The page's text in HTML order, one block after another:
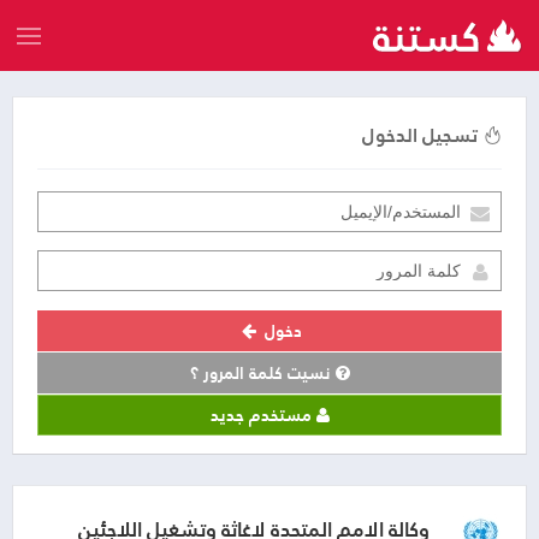
تسجيل الدخول
دخول
نسيت كلمة المرور ؟
مستخدم جديد
وكالة الامم المتحدة لاغاثة وتشغيل اللاجئين